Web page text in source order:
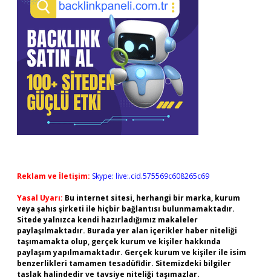
Reklam ve İletişim: Skype: live:.cid.575569c608265c69
Yasal Uyarı: Bu internet sitesi, herhangi bir marka, kurum
veya şahıs şirketi ile hiçbir bağlantısı bulunmamaktadır.
Sitede yalnızca kendi hazırladığımız makaleler
paylaşılmaktadır. Burada yer alan içerikler haber niteliği
taşımamakta olup, gerçek kurum ve kişiler hakkında
paylaşım yapılmamaktadır. Gerçek kurum ve kişiler ile isim
benzerlikleri tamamen tesadüfidir. Sitemizdeki bilgiler
taslak halindedir ve tavsiye niteliği taşımazlar.